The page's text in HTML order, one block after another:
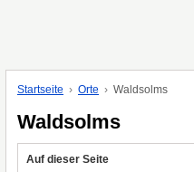
Startseite Orte Waldsolms
Waldsolms
Auf dieser Seite